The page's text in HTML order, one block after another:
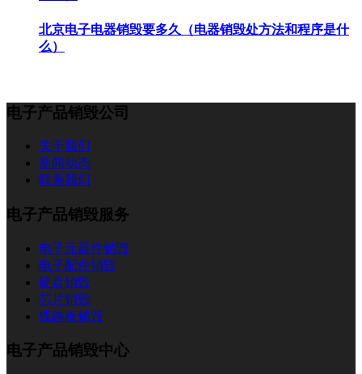
北京电子电器销毁要多久（电器销毁处方法和程序是什
么）
电子产品销毁公司
关于我们
新闻动态
联系我们
电子产品销毁服务
电子元器件销毁
电子配件销毁
硬盘销毁
芯片销毁
线路板销毁
电子产品销毁中心